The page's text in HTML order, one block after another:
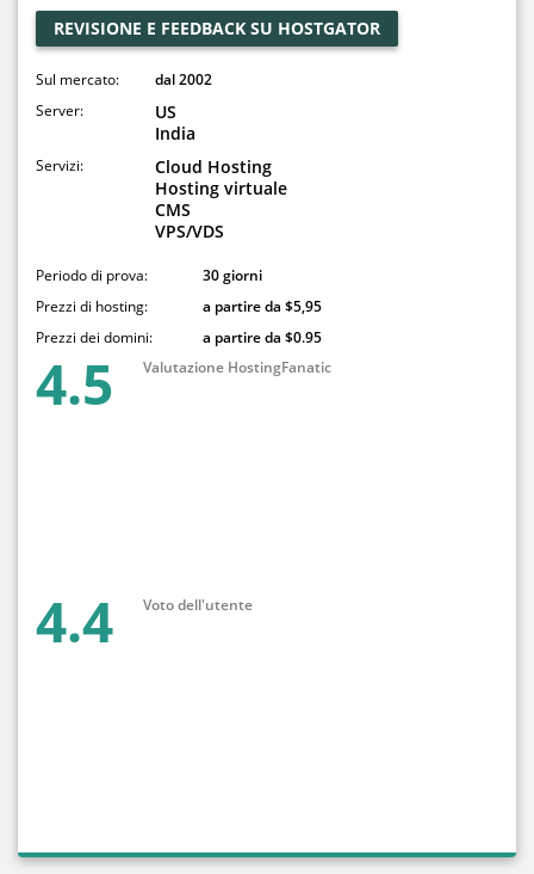
REVISIONE E FEEDBACK SU HOSTGATOR
Sul mercato:
dal 2002
Server:
US
India
Servizi:
Cloud Hosting
Hosting virtuale
CMS
VPS/VDS
Periodo di prova:
30 giorni
Prezzi di hosting:
a partire da $5,95
Prezzi dei domini:
a partire da $0.95
4.5 Valutazione HostingFanatic
4.4 Voto dell'utente